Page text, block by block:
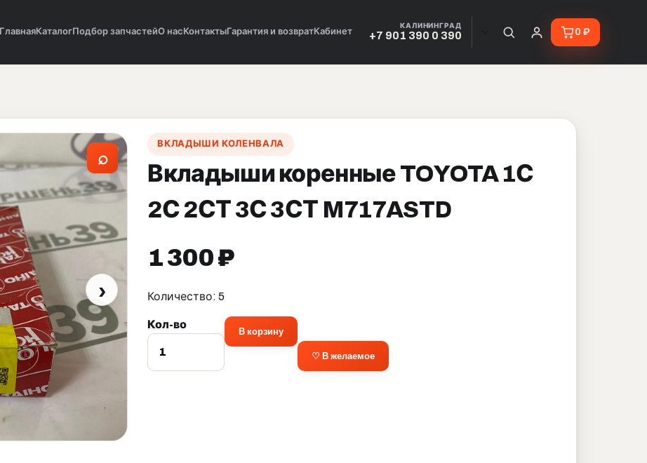
ГлавнаяКаталогПодбор запчастейО нас КонтактыГарантия и возвратКабинет
КАЛИНИНГРАД
+7 901 390 0 390 0 ₽
⌕
›
ВКЛАДЫШИ КОЛЕНВАЛА
Вкладыши коренные TOYOTA 1С
2С 2СТ 3С 3СТ M717ASTD
1 300 ₽
Количество: 5
Кол-во
В корзину
♡ В желаемое